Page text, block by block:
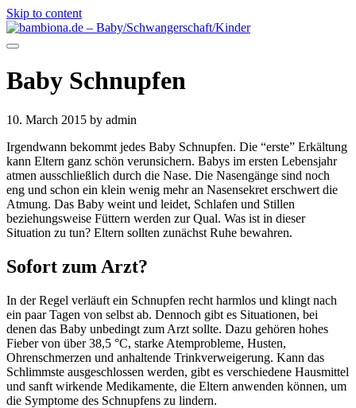
Skip to content
Baby Schnupfen
10. March 2015 by admin
Irgendwann bekommt jedes Baby Schnupfen. Die “erste” Erkältung
kann Eltern ganz schön verunsichern. Babys im ersten Lebensjahr
atmen ausschließlich durch die Nase. Die Nasengänge sind noch
eng und schon ein klein wenig mehr an Nasensekret erschwert die
Atmung. Das Baby weint und leidet, Schlafen und Stillen
beziehungsweise Füttern werden zur Qual. Was ist in dieser
Situation zu tun? Eltern sollten zunächst Ruhe bewahren.
Sofort zum Arzt?
In der Regel verläuft ein Schnupfen recht harmlos und klingt nach
ein paar Tagen von selbst ab. Dennoch gibt es Situationen, bei
denen das Baby unbedingt zum Arzt sollte. Dazu gehören hohes
Fieber von über 38,5 °C, starke Atemprobleme, Husten,
Ohrenschmerzen und anhaltende Trinkverweigerung. Kann das
Schlimmste ausgeschlossen werden, gibt es verschiedene Hausmittel
und sanft wirkende Medikamente, die Eltern anwenden können, um
die Symptome des Schnupfens zu lindern.